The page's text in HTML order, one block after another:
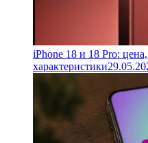
iPhone 18 и 18 Pro:
характеристики